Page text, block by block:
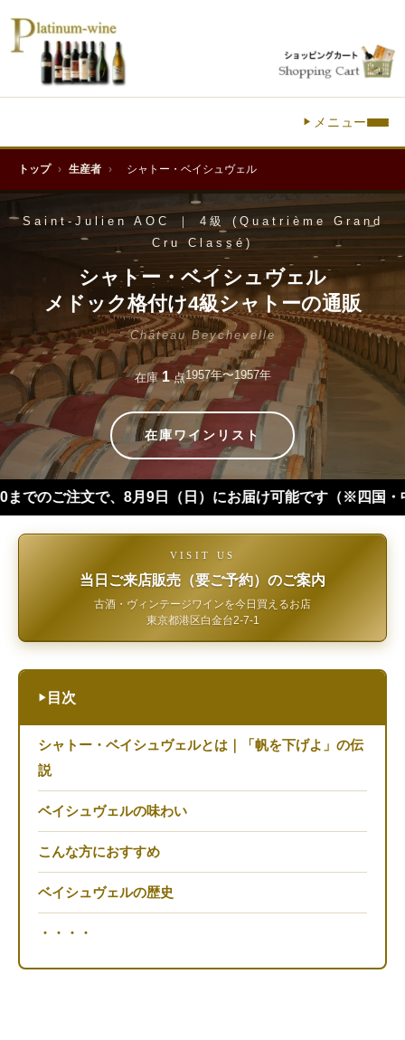
メニュー
トップ › 生産者 › シャトー・ベイシュヴェル
Saint-Julien AOC ｜ 4級 (Quatrième Grand
Cru Classé)
シャトー・ベイシュヴェル
メドック格付け4級シャトーの通販
Château Beychevelle
在庫1点1957年〜1957年
在庫ワインリスト
9日（日）にお届け可能です（※四国・中国・九州・沖
VISIT US
当日ご来店販売（要ご予約）のご案内
古酒・ヴィンテージワインを今日買えるお店
東京都港区白金台2-7-1
▶ 目次
シャトー・ベイシュヴェルとは｜「帆を下げよ」の伝
説
ベイシュヴェルの味わい
こんな方におすすめ
ベイシュヴェルの歴史
・・・・